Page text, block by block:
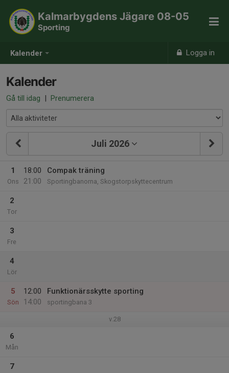
Kalender Logga in
Kalmarbygdens Jägare 08-05
Sporting
Kalender
Gå till idag | Prenumerera
Juli 2026
1
Ons
18:00
21:00
Compak träning
Sportingbanorna, Skogstorpskyttecentrum
2
Tor
3
Fre
4
Lör
5
Sön
12:00
14:00
Funktionärsskytte sporting
sportingbana 3
v.28
6
Mån
7